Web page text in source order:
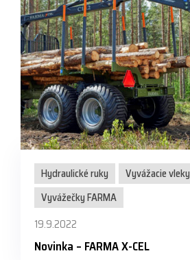
Hydraulické ruky
Vyvážacie vleky
Vyvážečky FARMA
19.9.2022
Novinka – FARMA X-CEL